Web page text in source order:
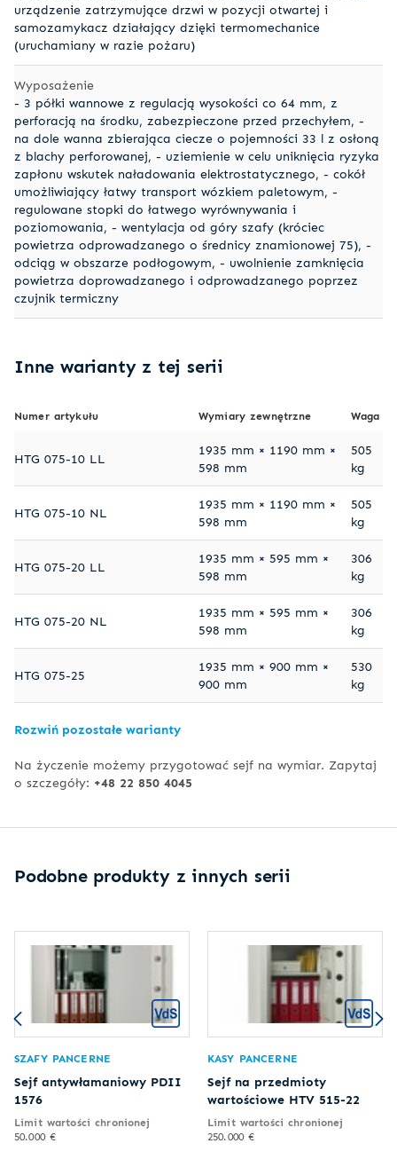
urządzenie zatrzymujące drzwi w pozycji otwartej i
samozamykacz działający dzięki termomechanice
(uruchamiany w razie pożaru)
Wyposażenie
- 3 półki wannowe z regulacją wysokości co 64 mm, z
perforacją na środku, zabezpieczone przed przechyłem, -
na dole wanna zbierająca ciecze o pojemności 33 l z osłoną
z blachy perforowanej, - uziemienie w celu uniknięcia ryzyka
zapłonu wskutek naładowania elektrostatycznego, - cokół
umożliwiający łatwy transport wózkiem paletowym, -
regulowane stopki do łatwego wyrównywania i
poziomowania, - wentylacja od góry szafy (króciec
powietrza odprowadzanego o średnicy znamionowej 75), -
odciąg w obszarze podłogowym, - uwolnienie zamknięcia
powietrza doprowadzanego i odprowadzanego poprzez
czujnik termiczny
Inne warianty z tej serii
Numer artykułu Wymiary zewnętrzne Waga
HTG 075-10 LL
1935 mm × 1190 mm ×
598 mm
505
kg
HTG 075-10 NL
1935 mm × 1190 mm ×
598 mm
505
kg
HTG 075-20 LL
1935 mm × 595 mm ×
598 mm
306
kg
HTG 075-20 NL
1935 mm × 595 mm ×
598 mm
306
kg
HTG 075-25
1935 mm × 900 mm ×
900 mm
530
kg
Rozwiń pozostałe warianty
Na życzenie możemy przygotować sejf na wymiar. Zapytaj
o szczegóły: +48 22 850 4045
Podobne produkty z innych serii
SZAFY PANCERNE
Sejf antywłamaniowy PDII
1576
Limit wartości chronionej
50.000 €
KASY PANCERNE
Sejf na przedmioty
wartościowe HTV 515-22
Limit wartości chronionej
250.000 €